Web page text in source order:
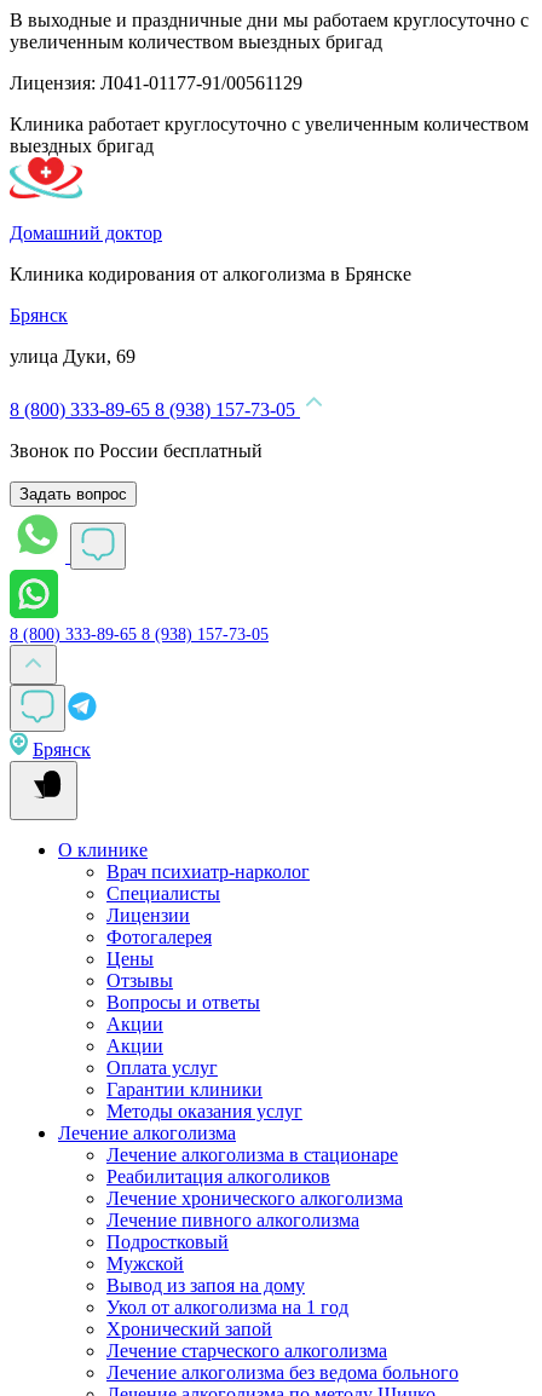
В выходные и праздничные дни мы работаем круглосуточно с
увеличенным количеством выездных бригад
Лицензия: Л041-01177-91/00561129
Клиника работает круглосуточно с увеличенным количеством
выездных бригад
Домашний доктор
Клиника кодирования от алкоголизма в Брянске
Брянск
улица Дуки, 69
8 (800) 333-89-65 8 (938) 157-73-05
Звонок по России бесплатный
Задать вопрос
8 (800) 333-89-65 8 (938) 157-73-05
Брянск
О клинике
Врач психиатр-нарколог
Специалисты
Лицензии
Фотогалерея
Цены
Отзывы
Вопросы и ответы
Акции
Акции
Оплата услуг
Гарантии клиники
Методы оказания услуг
Лечение алкоголизма
Лечение алкоголизма в стационаре
Реабилитация алкоголиков
Лечение хронического алкоголизма
Лечение пивного алкоголизма
Подростковый
Мужской
Вывод из запоя на дому
Укол от алкоголизма на 1 год
Хронический запой
Лечение старческого алкоголизма
Лечение алкоголизма без ведома больного